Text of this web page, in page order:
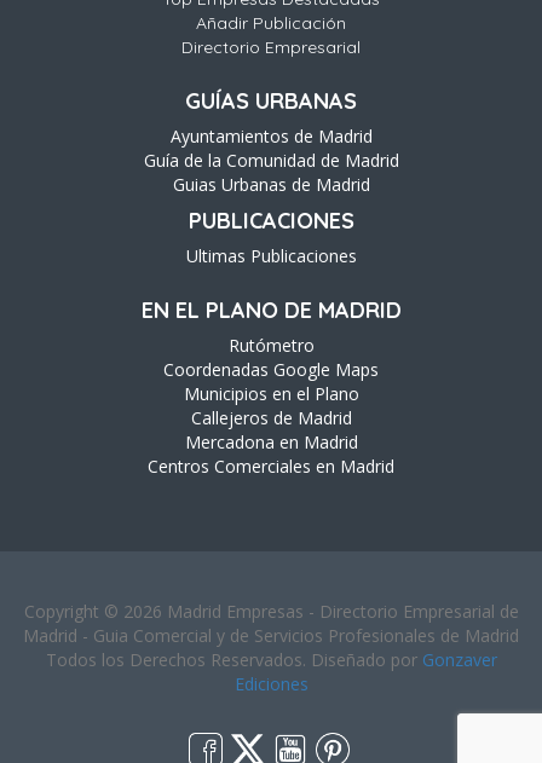
Añadir Publicación
Directorio Empresarial
GUÍAS URBANAS
Ayuntamientos de Madrid
Guía de la Comunidad de Madrid
Guias Urbanas de Madrid
PUBLICACIONES
Ultimas Publicaciones
EN EL PLANO DE MADRID
Rutómetro
Coordenadas Google Maps
Municipios en el Plano
Callejeros de Madrid
Mercadona en Madrid
Centros Comerciales en Madrid
Copyright © 2026 Madrid Empresas - Directorio Empresarial de
Madrid - Guia Comercial y de Servicios Profesionales de Madrid
Todos los Derechos Reservados. Diseñado por Gonzaver
Ediciones